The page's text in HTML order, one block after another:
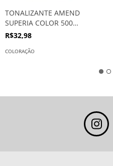
TONALIZANTE AMEND
SUPERIA COLOR 500
CASTANHO CLARO
R$32,98
COLORAÇÃO